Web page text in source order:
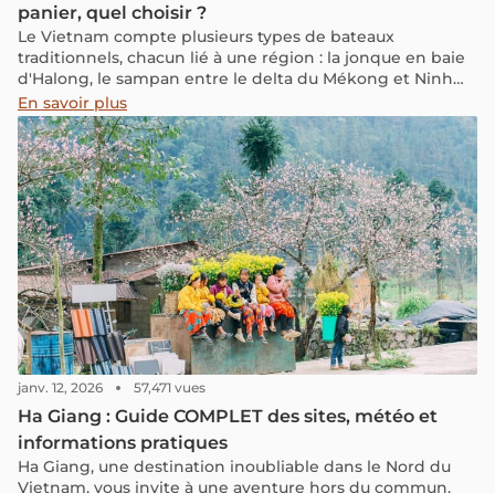
panier, quel choisir ?
Le Vietnam compte plusieurs types de bateaux
traditionnels, chacun lié à une région : la jonque en baie
d'Halong, le sampan entre le delta du Mékong et Ninh
Binh, le bateau-panier en bambou à Hoi An, et le bateau-
dragon sur la rivière des Parfums à Hué. Chaque
embarcation offre une façon différente de découvrir le
pays depuis l'eau.
En savoir plus
janv. 12, 2026 57,471 vues
Ha Giang : Guide COMPLET des sites, météo et
informations pratiques
Ha Giang, une destination inoubliable dans le Nord du
Vietnam, vous invite à une aventure hors du commun.